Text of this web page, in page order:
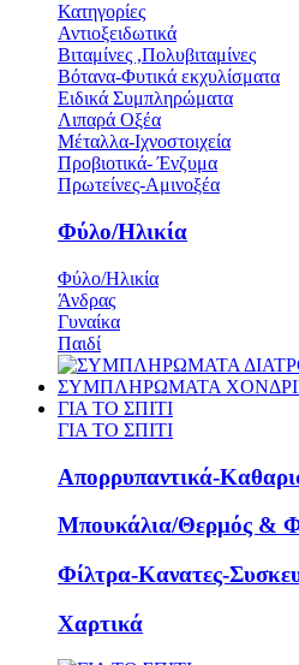
Κατηγορίες
Αντιοξειδωτικά
Βιταμίνες ,Πολυβιταμίνες
Βότανα-Φυτικά εκχυλίσματα
Ειδικά Συμπληρώματα
Λιπαρά Οξέα
Μέταλλα-Ιχνοστοιχεία
Προβιοτικά- Ένζυμα
Πρωτείνες-Αμινοξέα
Φύλο/Ηλικία
Φύλο/Ηλικία
Άνδρας
Γυναίκα
Παιδί
ΣΥΜΠΛΗΡΩΜΑΤΑ
ΓΙΑ ΤΟ ΣΠΙΤΙ
ΓΙΑ ΤΟ ΣΠΙΤΙ
Απορρυπαντικά-
Μπουκάλια/Θερμός &
Φίλτρα-Κανατες-
Χαρτικά